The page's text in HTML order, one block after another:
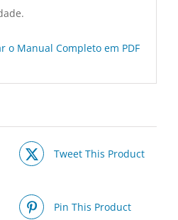
o Manual Completo em PDF
Tweet This Product
Pin This Product